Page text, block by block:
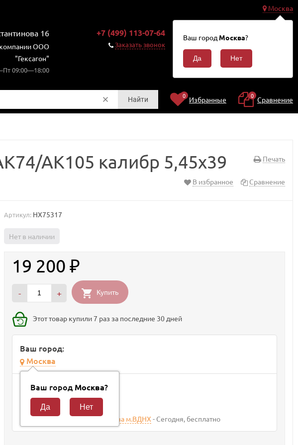
Москва
Ваш город Москва?
16
ООО
"Гексагон"
09:00—18:00
+7 (499) 113-07-64
Заказать звонок
Корзина
Найти 0 Избранные 0 Сравнение
Печать
АК105 калибр 5,45х39
В избранное Сравнение
Артикул: HX75317
Нет в наличии
19 200
- + Купить
Этот товар купили 7 раз за последние 30 дней
Ваш город:
Москва
Ваш город Москва?
Способ доставки
Курьер 10 августа 2026 400
Самовывоз из магазина Москва м.ВДНХ Сегодня Бесплатно